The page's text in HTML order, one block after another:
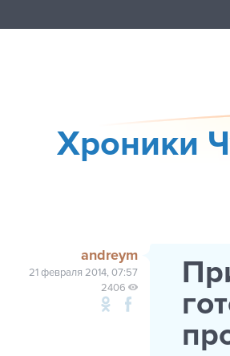
Хроники
andreym
21 февраля 2014, 07:57
2406